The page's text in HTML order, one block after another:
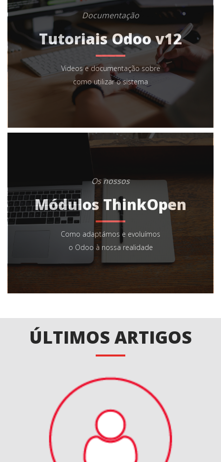
Documentação
Tutoriais Odoo v12
Videos e documentação sobre
como utilizar o sistema
Os nossos
Módulos ThinkOpen
Como adaptámos e evoluímos
o Odoo à nossa realidade
ÚLTIMOS ARTIGOS